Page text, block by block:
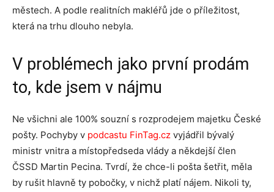
městech. A podle realitních makléřů jde o příležitost,
která na trhu dlouho nebyla.
V problémech jako první prodám
to, kde jsem v nájmu
Ne všichni ale 100% souzní s rozprodejem majetku České
pošty. Pochyby v podcastu FinTag.cz vyjádřil bývalý
ministr vnitra a místopředseda vlády a někdejší člen
ČSSD Martin Pecina. Tvrdí, že chce-li pošta šetřit, měla
by rušit hlavně ty pobočky, v nichž platí nájem. Nikoli ty,